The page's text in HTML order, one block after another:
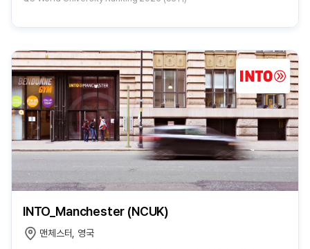
INTO_Manchester (NCUK)
맨체스터, 영국